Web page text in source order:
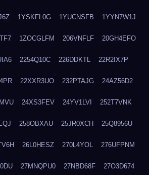
1YSKFL0G 1YUCNSFB 1YYN7W1J
1ZOCGLFM 206VNFLF 20GH4EFO
2254Q10C 226DDKTL 22R2IX7P
22XXR3UO 232PTAJG 24AZ56D2
24XS3FEV 24YV1LVI 252T7VNK
258OBXAU 25JR0XCH 25Q8956U
26L0HESZ 270L4YOL 276UFPNM
27MNQPU0 27NBD68F 27O3D674